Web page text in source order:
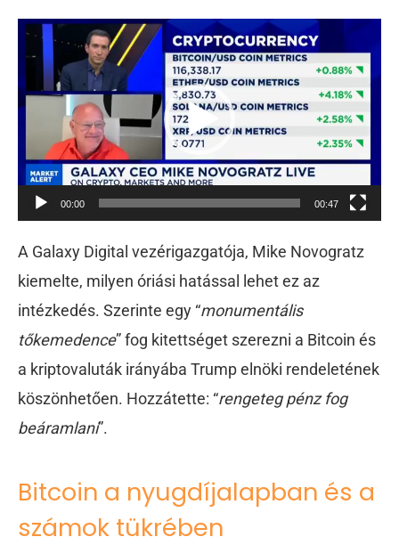
Videólejátszó
00:00 00:47
A Galaxy Digital vezérigazgatója, Mike Novogratz
kiemelte, milyen óriási hatással lehet ez az
intézkedés. Szerinte egy “monumentális
tőkemedence” fog kitettséget szerezni a Bitcoin és
a kriptovaluták irányába Trump elnöki rendeletének
köszönhetően. Hozzátette: “rengeteg pénz fog
beáramlani”.
Bitcoin a nyugdíjalapban és a
számok tükrében